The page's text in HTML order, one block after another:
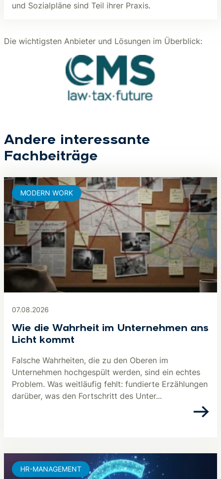
und Sozialpläne sind Teil ihrer Praxis.
Die wichtigsten Anbieter und Lösungen im Überblick:
Andere interessante
Fachbeiträge
07.08.2026
Wie die Wahrheit im Unternehmen ans
Licht kommt
Falsche Wahrheiten, die zu den Oberen im
Unternehmen hochgespült werden, sind ein echtes
Problem. Was weitläufig fehlt: fundierte Erzählungen
darüber, was den Fortschritt des Unter...
MODERN WORK
HR-MANAGEMENT